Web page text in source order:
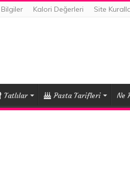
Bilgiler Kalori Değerleri Site
Tatlılar Pasta Tarifleri Ne